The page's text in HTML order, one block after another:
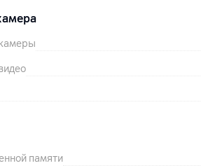
памяти